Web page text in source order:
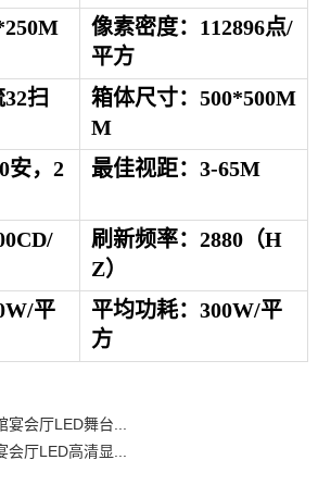
250M
像素密度： 112896点/
平方
扫
箱体尺寸： 500*500M
M
安，2
最佳视距： 3-65M
刷新频率： 2880（H
Z）
W/平
平均功耗： 300W/平
方
宴会厅LED舞台...
会厅LED高清显...